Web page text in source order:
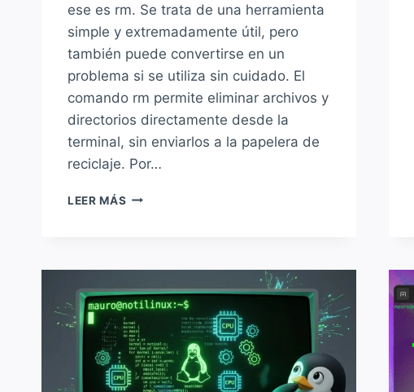
ese es rm. Se trata de una herramienta
simple y extremadamente útil, pero
también puede convertirse en un
problema si se utiliza sin cuidado. El
comando rm permite eliminar archivos y
directorios directamente desde la
terminal, sin enviarlos a la papelera de
reciclaje. Por…
LEER MÁS CÓMO
LINUX:
ELIMINAR
ARCHIVOS
Y
DIRECTORIOS
DESDE